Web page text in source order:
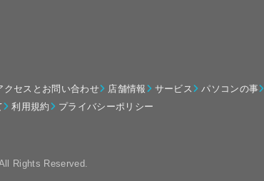
クセスとお問い合わせ 店舗情報 サービス パソコンの事
利用規約 プライバシーポリシー
Rights Reserved.